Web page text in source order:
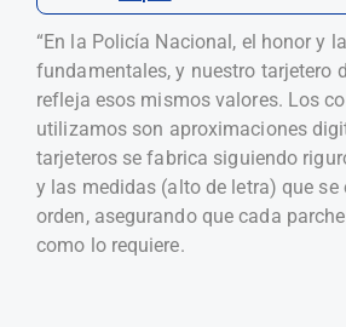
“En la Policía Nacional, el honor y
fundamentales, y nuestro tarjetero
refleja esos mismos valores. Los
utilizamos son aproximaciones
tarjeteros se fabrica siguiendo
y las medidas (alto de letra) que se
orden, asegurando que cada
como lo requiere.